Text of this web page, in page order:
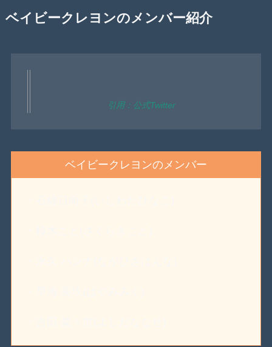
ベイビークレヨンのメンバー紹介
引用：公式Twitter
ベイビークレヨンのメンバー